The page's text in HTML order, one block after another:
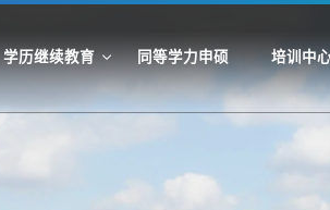
学历继续教育 同等学力申硕 培训中